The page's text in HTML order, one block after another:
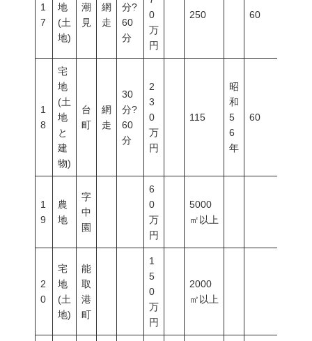
1
7
地
(土
地)
潮
見
網
走
分?
60
分
0
万
円
250 60
1
8
宅
地
(土
地
と
建
物)
台
町
網
走
30
分?
60
分
2
3
0
万
円
115
昭
和
5
6
年
60
1
9
農
地
字
中
園
6
0
万
円
5000
㎡以上
2
0
宅
地
(土
地)
能
取
港
町
1
5
0
万
円
2000
㎡以上